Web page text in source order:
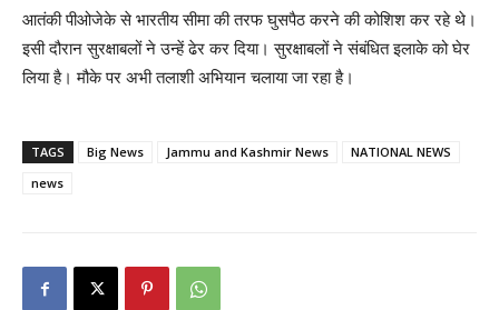
आतंकी पीओजेके से भारतीय सीमा की तरफ घुसपैठ करने की कोशिश कर रहे थे।
इसी दौरान सुरक्षाबलों ने उन्हें ढेर कर दिया। सुरक्षाबलों ने संबंधित इलाके को घेर
लिया है। मौके पर अभी तलाशी अभियान चलाया जा रहा है।
TAGS Big News Jammu and Kashmir News
NATIONAL NEWS
news